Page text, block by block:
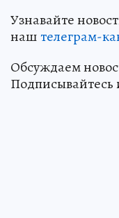
Узнавайте
наштелеграм-
Обсуждаем
Подписывайтесь